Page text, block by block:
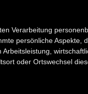
Verarbeitung
persönliche Aspekte,
oder Ortswechsel